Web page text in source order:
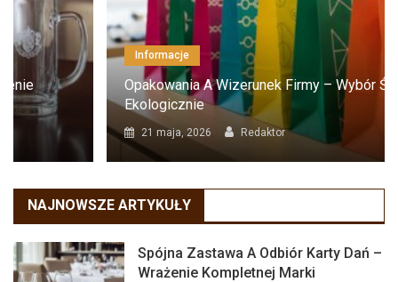
Informacje
Opakowania A Wizerunek Firmy – Wybór Świadomy
Ekologicznie
21 maja, 2026 Redaktor
NAJNOWSZE ARTYKUŁY
Spójna Zastawa A Odbiór Karty Dań –
Wrażenie Kompletnej Marki